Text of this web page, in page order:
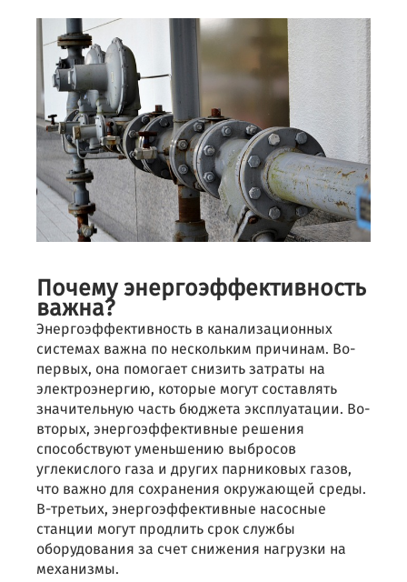
Почему энергоэффективность
важна?
Энергоэффективность в канализационных
системах важна по нескольким причинам. Во-
первых, она помогает снизить затраты на
электроэнергию, которые могут составлять
значительную часть бюджета эксплуатации. Во-
вторых, энергоэффективные решения
способствуют уменьшению выбросов
углекислого газа и других парниковых газов,
что важно для сохранения окружающей среды.
В-третьих, энергоэффективные насосные
станции могут продлить срок службы
оборудования за счет снижения нагрузки на
механизмы.